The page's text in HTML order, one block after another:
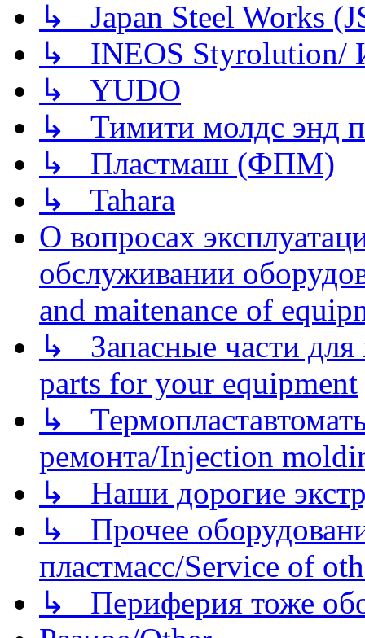
↳ Japan Steel Works
↳ INEOS
↳ YUDO
↳ Тимити молдс энд
↳ Пластмаш (ФПМ)
↳ Tahara
О вопросах
обслуживании
and maitenance of
↳ Запасные части для
parts for your equipment
↳
ремонта/Injection
↳ Наши дорогие
↳ Прочее
пластмасс/Service of
↳ Периферия тоже